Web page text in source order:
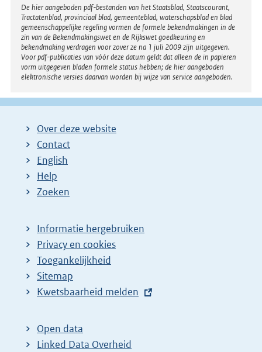
Disclaimer
De hier aangeboden pdf-bestanden van het Staatsblad, Staatscourant,
Tractatenblad, provinciaal blad, gemeenteblad, waterschapsblad en blad
gemeenschappelijke regeling vormen de formele bekendmakingen in de
zin van de Bekendmakingswet en de Rijkswet goedkeuring en
bekendmaking verdragen voor zover ze na 1 juli 2009 zijn uitgegeven.
Voor pdf-publicaties van vóór deze datum geldt dat alleen de in papieren
vorm uitgegeven bladen formele status hebben; de hier aangeboden
elektronische versies daarvan worden bij wijze van service aangeboden.
Over deze website
Contact
English
Help
Zoeken
Informatie hergebruiken
Privacy en cookies
Toegankelijkheid
Sitemap
E
t
e
Kwetsbaarheid melden
Open data
Linked Data Overheid